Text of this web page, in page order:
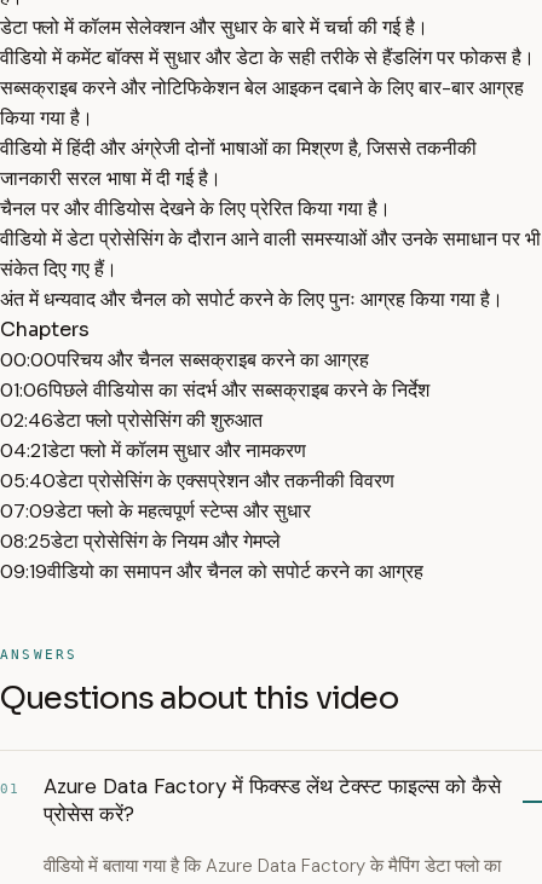
डेटा फ्लो में कॉलम सेलेक्शन और सुधार के बारे में चर्चा की गई है।
वीडियो में कमेंट बॉक्स में सुधार और डेटा के सही तरीके से हैंडलिंग पर फोकस है।
सब्सक्राइब करने और नोटिफिकेशन बेल आइकन दबाने के लिए बार-बार आग्रह
किया गया है।
वीडियो में हिंदी और अंग्रेजी दोनों भाषाओं का मिश्रण है, जिससे तकनीकी
जानकारी सरल भाषा में दी गई है।
चैनल पर और वीडियोस देखने के लिए प्रेरित किया गया है।
वीडियो में डेटा प्रोसेसिंग के दौरान आने वाली समस्याओं और उनके समाधान पर भी
संकेत दिए गए हैं।
अंत में धन्यवाद और चैनल को सपोर्ट करने के लिए पुनः आग्रह किया गया है।
Chapters
00:00परिचय और चैनल सब्सक्राइब करने का आग्रह
01:06पिछले वीडियोस का संदर्भ और सब्सक्राइब करने के निर्देश
02:46डेटा फ्लो प्रोसेसिंग की शुरुआत
04:21डेटा फ्लो में कॉलम सुधार और नामकरण
05:40डेटा प्रोसेसिंग के एक्सप्रेशन और तकनीकी विवरण
07:09डेटा फ्लो के महत्वपूर्ण स्टेप्स और सुधार
08:25डेटा प्रोसेसिंग के नियम और गेमप्ले
09:19वीडियो का समापन और चैनल को सपोर्ट करने का आग्रह
ANSWERS
Questions about this video
01
Azure Data Factory में फिक्स्ड लेंथ टेक्स्ट फाइल्स को कैसे
प्रोसेस करें?
वीडियो में बताया गया है कि Azure Data Factory के मैपिंग डेटा फ्लो का